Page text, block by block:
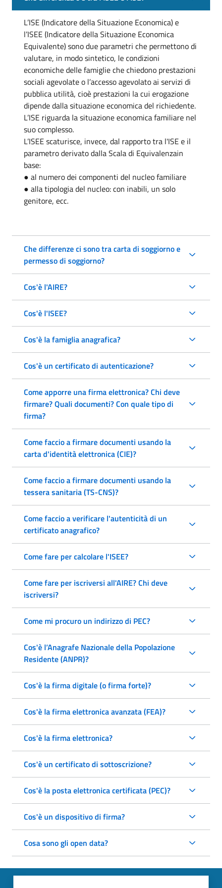
L’ISE (Indicatore della Situazione Economica) e
l’ISEE (Indicatore della Situazione Economica
Equivalente) sono due parametri che permettono di
valutare, in modo sintetico, le condizioni
economiche delle famiglie che chiedono prestazioni
sociali agevolate o l’accesso agevolato ai servizi di
pubblica utilità, cioè prestazioni la cui erogazione
dipende dalla situazione economica del richiedente.
L’ISE riguarda la situazione economica familiare nel
suo complesso.
L’ISEE scaturisce, invece, dal rapporto tra l'ISE e il
parametro derivato dalla Scala di Equivalenzain
base:
● al numero dei componenti del nucleo familiare
● alla tipologia del nucleo: con inabili, un solo
genitore, ecc.
Che differenze ci sono tra carta di soggiorno e
permesso di soggiorno?
Cos'è l'AIRE?
Cos'è l'ISEE?
Cos'è la famiglia anagrafica?
Cos'è un certificato di autenticazione?
Come apporre una firma elettronica? Chi deve
firmare? Quali documenti? Con quale tipo di
firma?
Come faccio a firmare documenti usando la
carta d'identità elettronica (CIE)?
Come faccio a firmare documenti usando la
tessera sanitaria (TS-CNS)?
Come faccio a verificare l'autenticità di un
certificato anagrafico?
Come fare per calcolare l'ISEE?
Come fare per iscriversi all'AIRE? Chi deve
iscriversi?
Come mi procuro un indirizzo di PEC?
Cos'è l’Anagrafe Nazionale della Popolazione
Residente (ANPR)?
Cos'è la firma digitale (o firma forte)?
Cos'è la firma elettronica avanzata (FEA)?
Cos'è la firma elettronica?
Cos'è un certificato di sottoscrizione?
Cos'è la posta elettronica certificata (PEC)?
Cos'è un dispositivo di firma?
Cosa sono gli open data?